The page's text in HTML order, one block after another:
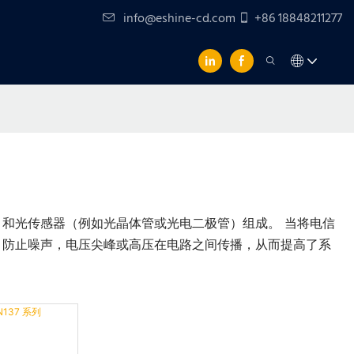
info@eshine-cd.com +86 18848211277
光传感器（例如光晶体管或光电二极管）组成。 当将电信
止噪声，电压尖峰或高压在电路之间传播，从而提高了系